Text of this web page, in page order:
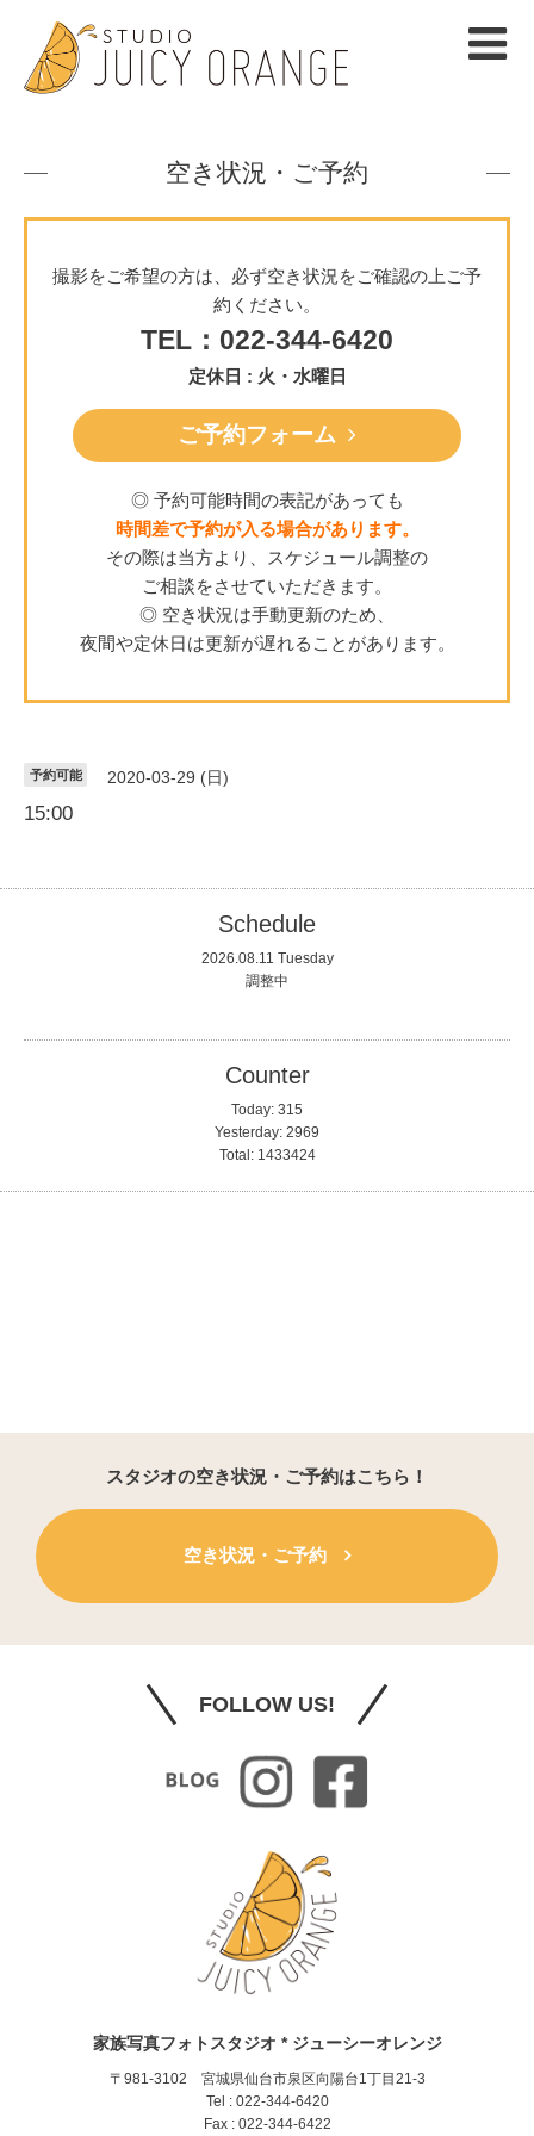
空き状況・ご予約
撮影をご希望の方は、必ず空き状況をご確認の上ご予
約ください。
TEL：022-344-6420
定休日 : 火・水曜日
ご予約フォーム
◎ 予約可能時間の表記があっても
時間差で予約が入る場合があります。
その際は当方より、スケジュール調整の
ご相談をさせていただきます。
◎ 空き状況は手動更新のため、
夜間や定休日は更新が遅れることがあります。
予約可能 2020-03-29 (日)
15:00
Schedule
2026.08.11 Tuesday
調整中
Counter
Today: 315
Yesterday: 2969
Total: 1433424
スタジオの空き状況・ご予約はこちら！
空き状況・ご予約
FOLLOW US!
家族写真フォトスタジオ * ジューシーオレンジ
〒981-3102 宮城県仙台市泉区向陽台1丁目21-3
Tel : 022-344-6420
Fax : 022-344-6422